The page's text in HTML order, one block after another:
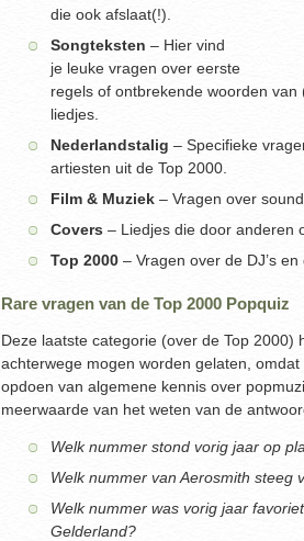
die ook afslaat(!).
Songteksten – Hier vind
je leuke vragen over eerste
regels of ontbrekende woorden van
liedjes.
Nederlandstalig – Specifieke
artiesten uit de Top 2000.
Film & Muziek – Vragen over
Covers – Liedjes die door anderen
Top 2000 – Vragen over de DJ’s
Rare vragen van de Top 2000 Popquiz
Deze laatste categorie (over de Top 2000)
achterwege mogen worden gelaten,
opdoen van algemene kennis over
meerwaarde van het weten van de
Welk nummer stond vorig jaar op
Welk nummer van Aerosmith steeg
Welk nummer was vorig jaar
Gelderland?